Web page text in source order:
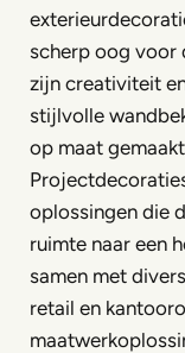
scherp oog voor
zijn creativiteit
stijlvolle
op maat
oplossingen die
ruimte naar een
samen met
retail en